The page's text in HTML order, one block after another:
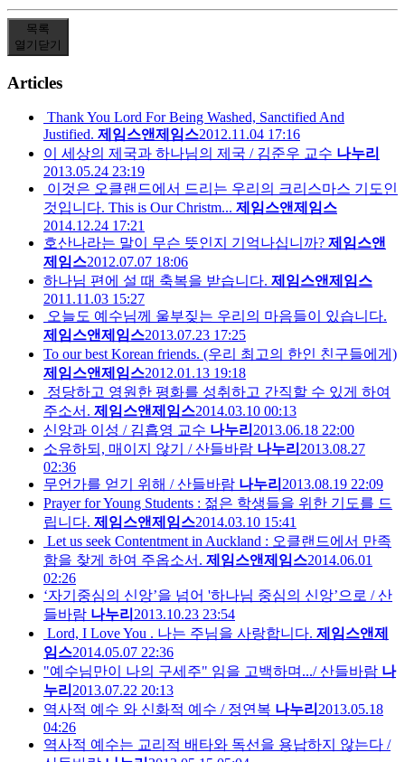
목록
열기 닫기
Articles
Thank You Lord For Being Washed, Sanctified And
Justified. 제임스앤제임스2012.11.04 17:16
이 세상의 제국과 하나님의 제국 / 김준우 교수 나누리
2013.05.24 23:19
이것은 오클랜드에서 드리는 우리의 크리스마스 기도인
것입니다. This is Our Christm... 제임스앤제임스
2014.12.24 17:21
호산나라는 말이 무슨 뜻인지 기억나십니까? 제임스앤
제임스2012.07.07 18:06
하나님 편에 설 때 축복을 받습니다. 제임스앤제임스
2011.11.03 15:27
오늘도 예수님께 울부짖는 우리의 마음들이 있습니다.
제임스앤제임스2013.07.23 17:25
To our best Korean friends. (우리 최고의 한인 친구들에게)
제임스앤제임스2012.01.13 19:18
정당하고 영원한 평화를 성취하고 간직할 수 있게 하여
주소서. 제임스앤제임스2014.03.10 00:13
신앙과 이성 / 김흡영 교수 나누리 2013.06.18 22:00
소유하되, 매이지 않기 / 산들바람 나누리 2013.08.27
02:36
무언가를 얻기 위해 / 산들바람 나누리 2013.08.19 22:09
Prayer for Young Students : 젊은 학생들을 위한 기도를 드
립니다. 제임스앤제임스2014.03.10 15:41
Let us seek Contentment in Auckland : 오클랜드에서 만족
함을 찾게 하여 주옵소서. 제임스앤제임스2014.06.01
02:26
‘자기중심의 신앙’을 넘어 '하나님 중심의 신앙’으로 / 산
들바람 나누리 2013.10.23 23:54
Lord, I Love You . 나는 주님을 사랑합니다. 제임스앤제
임스2014.05.07 22:36
"예수님만이 나의 구세주" 임을 고백하며.../ 산들바람 나
누리 2013.07.22 20:13
역사적 예수 와 신화적 예수 / 정연복 나누리 2013.05.18
04:26
역사적 예수는 교리적 배타와 독선을 용납하지 않는다 /